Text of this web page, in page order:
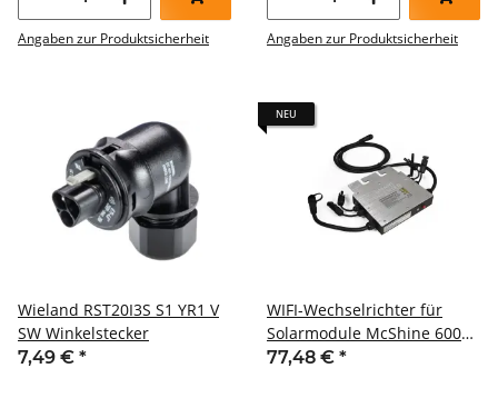
Angaben zur Produktsicherheit Angaben zur Produktsicherheit
Wieland RST20I3S S1 YR1 V
SW Winkelstecker
7,49 € *
NEU
WIFI-Wechselrichter für
Solarmodule McShine 600W
App 2m Kabel
77,48 € *